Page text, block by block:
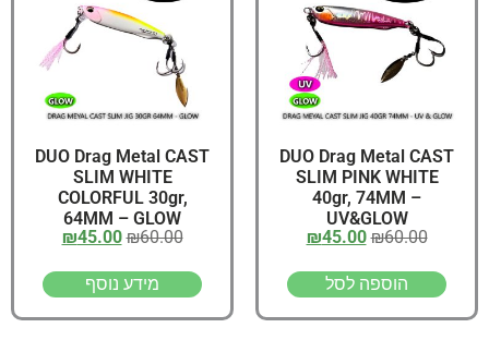
DUO Drag Metal CAST
SLIM PINK WHITE
40gr, 74MM –
UV&GLOW
₪60.00
₪45.00
הוספה לסל
DUO Drag Metal CAST
SLIM WHITE
COLORFUL 30gr,
64MM – GLOW
₪60.00
₪45.00
מידע נוסף